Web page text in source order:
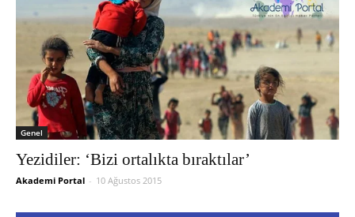
Genel
Yezidiler: ‘Bizi ortalıkta bıraktılar’
Akademi Portal - 10 Ağustos 2015